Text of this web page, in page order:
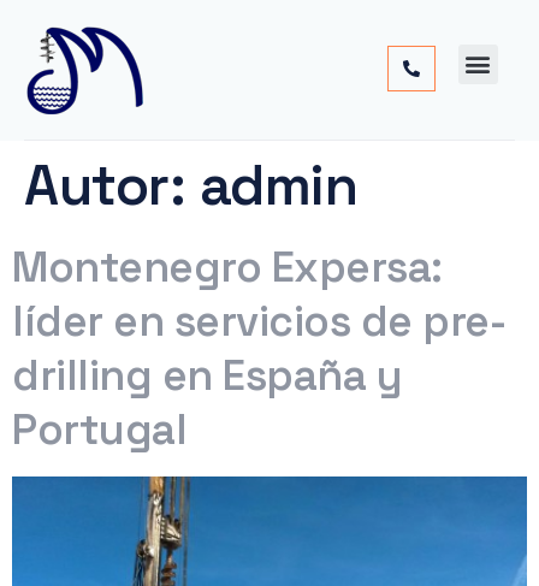
Autor: admin
Montenegro Expersa:
líder en servicios de pre-
drilling en España y
Portugal